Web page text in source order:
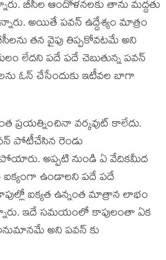
బీసీల ఆందోళనలకు తాను మద్దతు
అయితే పవన్ ఉద్దేశ్యం మాత్రం
తన వైపు తిప్పకోవటమే అని
లేదని పదే పదే చెబుతున్న పవన్
ఓన్ చేసేందుకు ఇటీవల బాగా
ప్రయత్నించినా వర్కవుట్ కాలేదు.
పోటీచేసిన రెండు
అప్పటి నుండి ఏ వేదికమీద
ఉండాలని పదే పదే
ఐక్యత ఉన్నంత మాత్రాన లాభం
ఇదే సమయంలో కాపులంతా ఏక
అని పవన్ కు